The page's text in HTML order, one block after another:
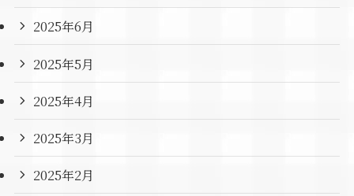
2025年6月
2025年5月
2025年4月
2025年3月
2025年2月